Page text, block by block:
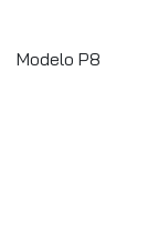
Modelo P8